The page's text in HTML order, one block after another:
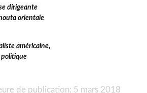
dirigeante
orientale
américaine,
politique
de publication: 5 mars 2018